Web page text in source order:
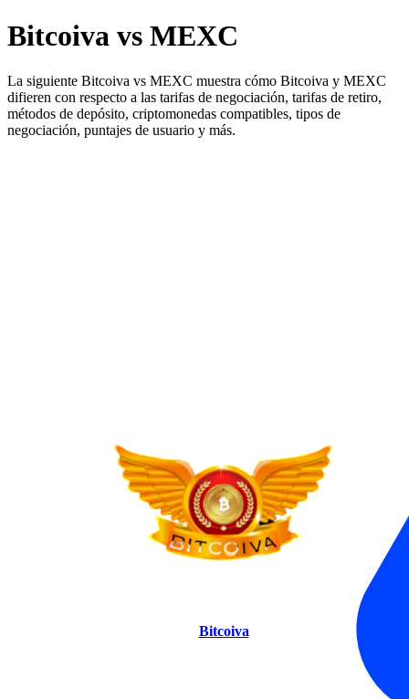
Bitcoiva vs MEXC
La siguiente Bitcoiva vs MEXC muestra cómo Bitcoiva y MEXC
difieren con respecto a las tarifas de negociación, tarifas de retiro,
métodos de depósito, criptomonedas compatibles, tipos de
negociación, puntajes de usuario y más.
Bitcoiva